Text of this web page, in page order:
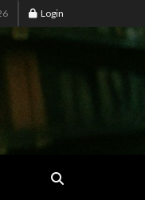
Login